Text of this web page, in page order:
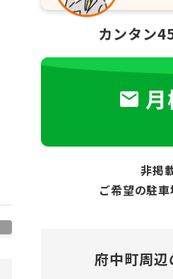
カンタン
非掲
ご希望の駐
府中町周辺